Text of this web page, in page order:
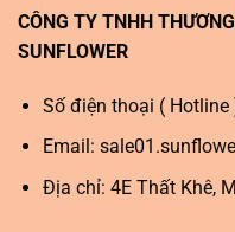
CÔNG TY TNHH
SUNFLOWER
Số điện thoại (
Email:
Địa chỉ: 4E Thất Khê,